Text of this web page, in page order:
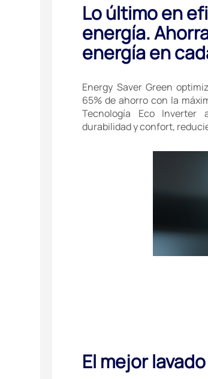
Lo último en
energía.
energía en
Energy Saver Green
65% de ahorro con la
Tecnología Eco Inverter
durabilidad y confort,
El mejor